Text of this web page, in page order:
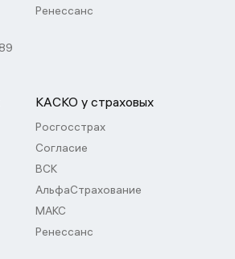
Ренессанс
КАСКО у страховых
Росгосстрах
Согласие
ВСК
АльфаСтрахование
МАКС
Ренессанс